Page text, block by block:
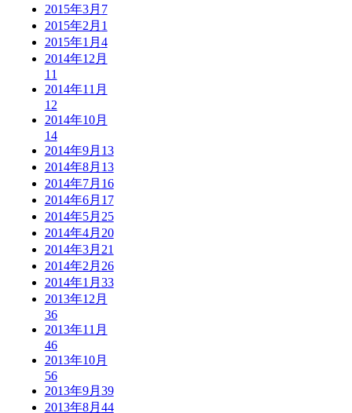
2015年3月 7
2015年2月 1
2015年1月 4
2014年12月
11
2014年11月
12
2014年10月
14
2014年9月 13
2014年8月 13
2014年7月 16
2014年6月 17
2014年5月 25
2014年4月 20
2014年3月 21
2014年2月 26
2014年1月 33
2013年12月
36
2013年11月
46
2013年10月
56
2013年9月 39
2013年8月 44